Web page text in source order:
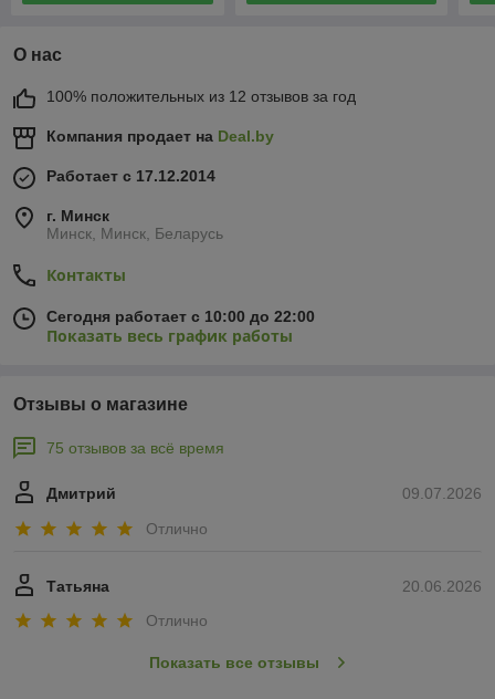
О нас
100% положительных из 12 отзывов за год
Компания продает на Deal.by
Работает с 17.12.2014
г. Минск
Минск, Минск, Беларусь
Контакты
Сегодня работает с 10:00 до 22:00
Показать весь график работы
Отзывы о магазине
75 отзывов за всё время
09.07.2026
Дмитрий
Отлично
20.06.2026
Татьяна
Отлично
Показать все отзывы